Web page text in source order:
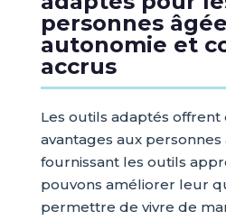
personnes
autonomie et
accrus
Les outils adaptés
avantages aux personnes
fournissant les outils
pouvons améliorer leur
permettre de vivre de